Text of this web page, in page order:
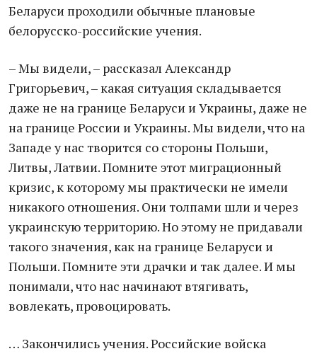
Беларуси проходили обычные плановые
белорусско-российские учения.
– Мы видели, – рассказал Александр
Григорьевич, – какая ситуация складывается
даже не на границе Беларуси и Украины, даже не
на границе России и Украины. Мы видели, что на
Западе у нас творится со стороны Польши,
Литвы, Латвии. Помните этот миграционный
кризис, к которому мы практически не имели
никакого отношения. Они толпами шли и через
украинскую территорию. Но этому не придавали
такого значения, как на границе Беларуси и
Польши. Помните эти драчки и так далее. И мы
понимали, что нас начинают втягивать,
вовлекать, провоцировать.
… Закончились учения. Российские войска